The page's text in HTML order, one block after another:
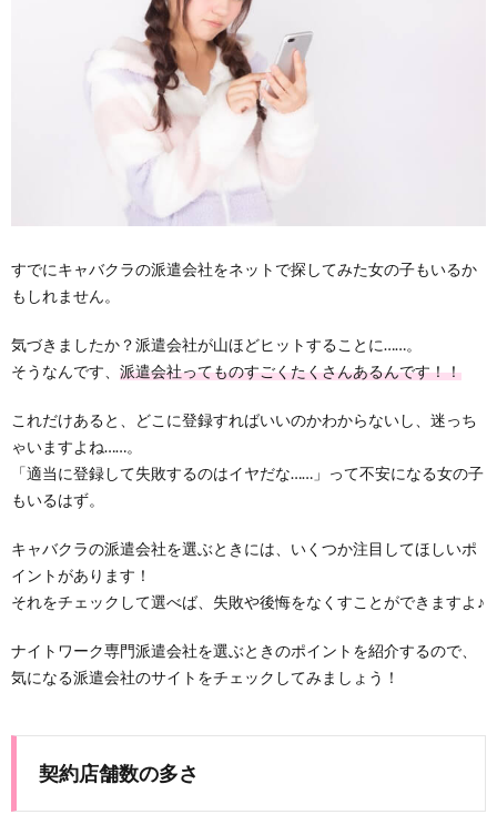
すでにキャバクラの派遣会社をネットで探してみた女の子もいるか
もしれません。
気づきましたか？派遣会社が山ほどヒットすることに……。
そうなんです、 派遣会社ってものすごくたくさんあるんです！！
これだけあると、どこに登録すればいいのかわからないし、迷っち
ゃいますよね……。
「適当に登録して失敗するのはイヤだな……」って不安になる女の子
もいるはず。
キャバクラの派遣会社を選ぶときには、いくつか注目してほしいポ
イントがあります！
それをチェックして選べば、失敗や後悔をなくすことができますよ♪
ナイトワーク専門派遣会社を選ぶときのポイントを紹介するので、
気になる派遣会社のサイトをチェックしてみましょう！
契約店舗数の多さ